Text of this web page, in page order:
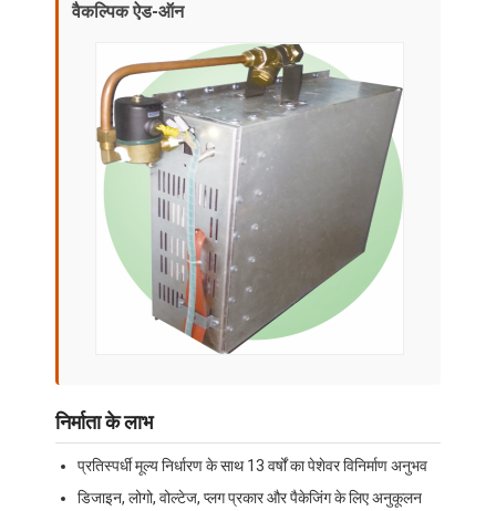
उत्पादों
हमारे बारे में
गुणवत्ता नियंत्रण
हमसे संपर्क करें
बेकरी उत्पादन लाइन
वैकल्पिक ऐड-ऑन
निर्माता के लाभ
प्रतिस्पर्धी मूल्य निर्धारण के साथ 13 वर्षों का पेशेवर विनिर्माण अनुभव
डिजाइन, लोगो, वोल्टेज, प्लग प्रकार और पैकेजिंग के लिए अनुकूलन